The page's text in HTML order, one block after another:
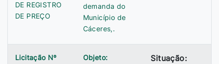
DE REGISTRO
DE PREÇO
demanda do
Município de
Cáceres,.
Licitação Nº
Objeto:
Situação: